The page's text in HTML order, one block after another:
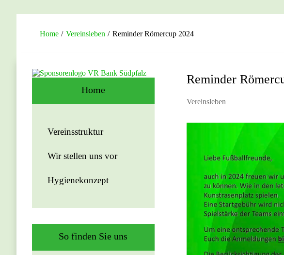
Home / Vereinsleben / Reminder Römercup 2024
Home
Vereinsstruktur
Wir stellen uns vor
Hygienekonzept
So finden Sie uns
Reminder
Vereinsleben